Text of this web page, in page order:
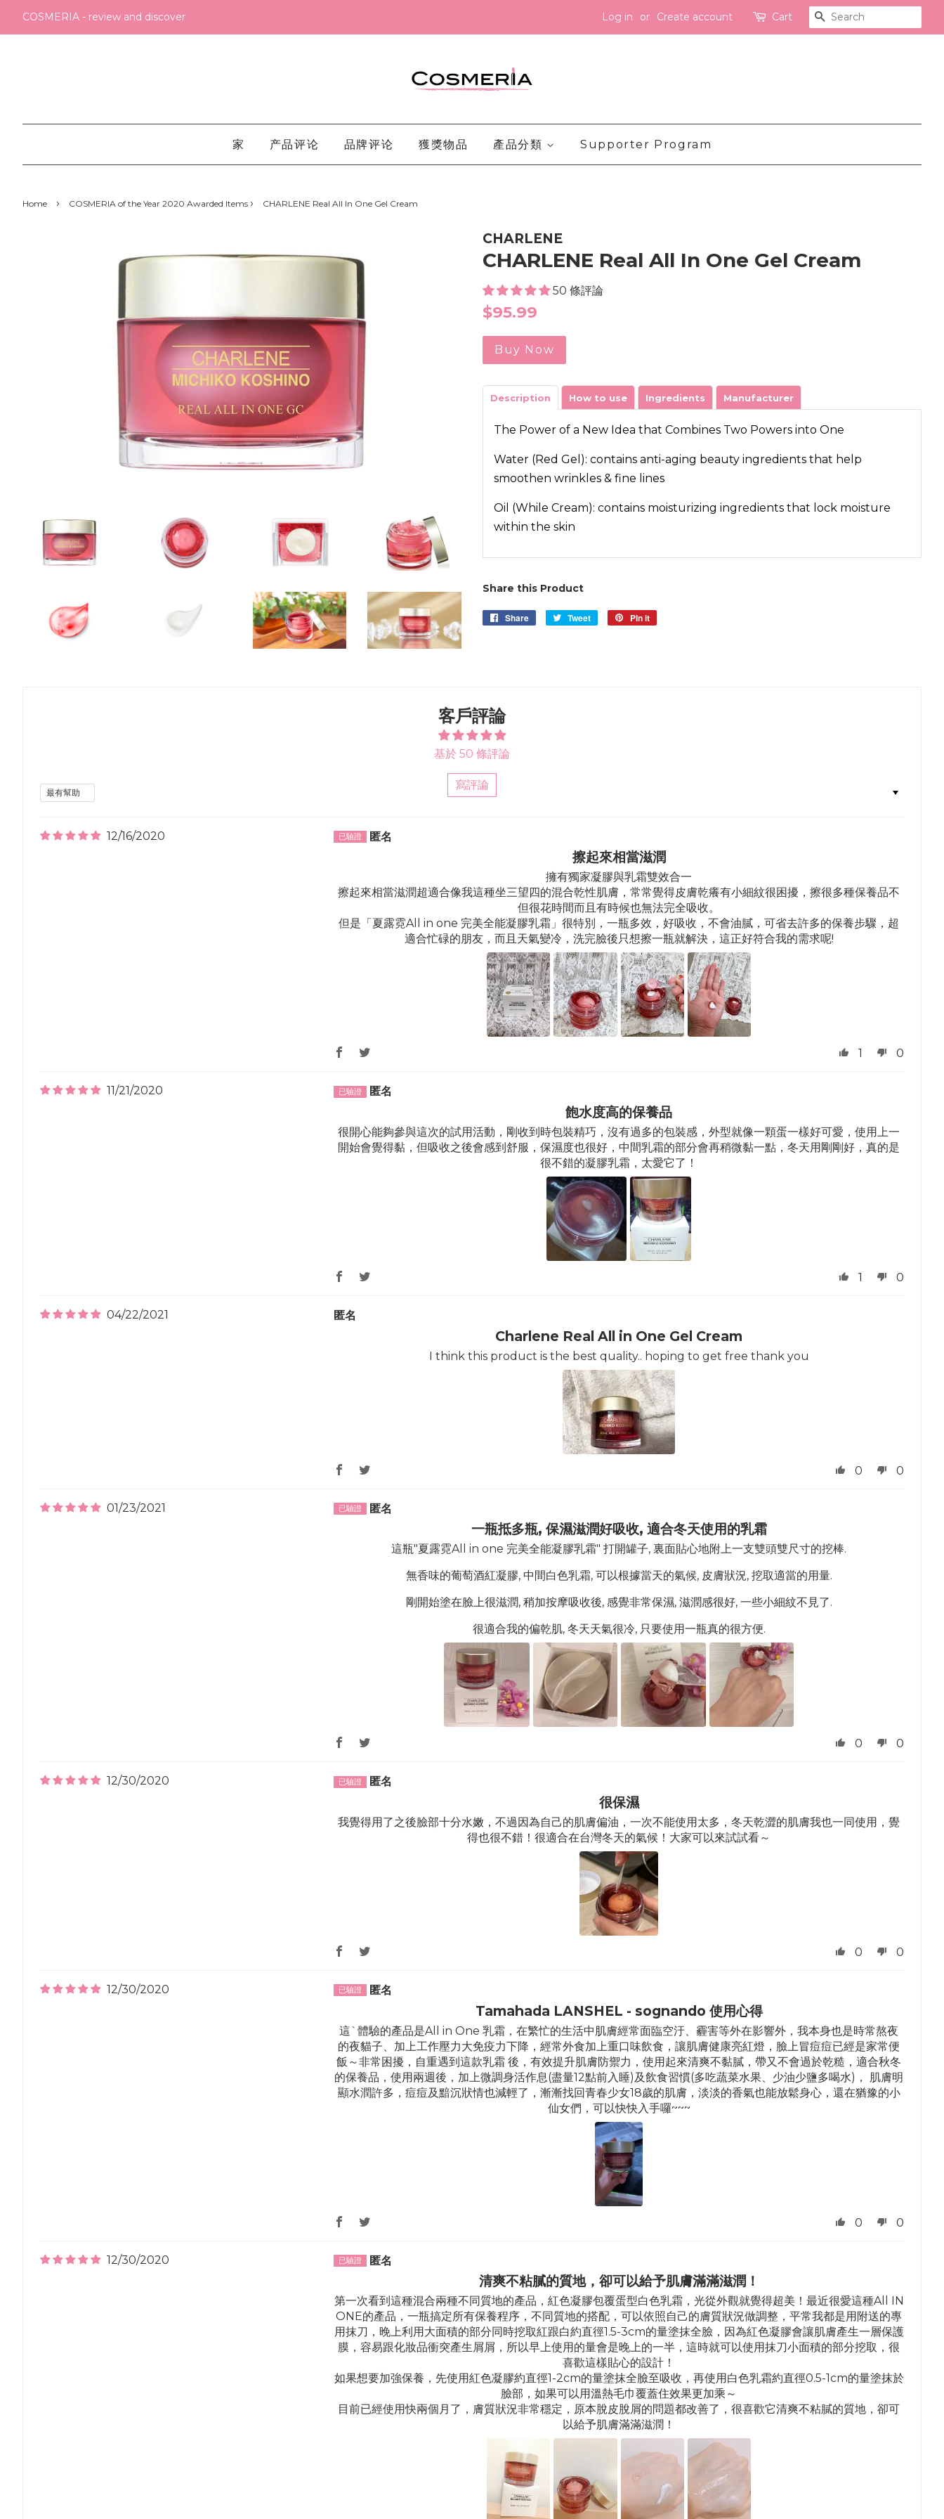
COSMERIA - review and discover Log in or Create account Cart Search
家 产品评论 品牌评论 獲獎物品 產品分類 Supporter Program
Home › COSMERIA of the Year 2020 Awarded Items › CHARLENE Real All In One Gel Cream
CHARLENE
CHARLENE Real All In One Gel Cream
50 條評論
Regular
$95.99
Buy Now
Description How to use Ingredients Manufacturer
The Power of a New Idea that Combines Two Powers into One
Water (Red Gel): contains anti-aging beauty ingredients that help
smoothen wrinkles & fine lines
Oil (While Cream): contains moisturizing ingredients that lock moisture
within the skin
Share this Product
Share
Share
Tweet
Tweet
Pin it
客戶評論
基於 50 條評論
寫評論Sort by
12/16/2020 匿名
擦起來相當滋潤
擁有獨家凝膠與乳霜雙效合一
擦起來相當滋潤超適合像我這種坐三望四的混合乾性肌膚，常常覺得皮膚乾癢有小細紋很困擾，擦很多種保養品不
但很花時間而且有時候也無法完全吸收。
但是「夏露霓All in one 完美全能凝膠乳霜」很特別，一瓶多效，好吸收，不會油膩，可省去許多的保養步驟，超
適合忙碌的朋友，而且天氣變冷，洗完臉後只想擦一瓶就解決，這正好符合我的需求呢!
1 0
11/21/2020 匿名
飽水度高的保養品
很開心能夠參與這次的試用活動，剛收到時包裝精巧，沒有過多的包裝感，外型就像一顆蛋一樣好可愛，使用上一
開始會覺得黏，但吸收之後會感到舒服，保濕度也很好，中間乳霜的部分會再稍微黏一點，冬天用剛剛好，真的是
很不錯的凝膠乳霜，太愛它了！
1 0
04/22/2021 匿名
Charlene Real All in One Gel Cream
I think this product is the best quality.. hoping to get free thank you
0 0
01/23/2021 匿名
一瓶抵多瓶, 保濕滋潤好吸收, 適合冬天使用的乳霜
這瓶"夏露霓All in one 完美全能凝膠乳霜" 打開罐子, 裏面貼心地附上一支雙頭雙尺寸的挖棒.
無香味的葡萄酒紅凝膠, 中間白色乳霜, 可以根據當天的氣候, 皮膚狀況, 挖取適當的用量.
剛開始塗在臉上很滋潤, 稍加按摩吸收後, 感覺非常保濕, 滋潤感很好, 一些小細紋不見了.
很適合我的偏乾肌, 冬天天氣很冷, 只要使用一瓶真的很方便.
0 0
12/30/2020 匿名
很保濕
我覺得用了之後臉部十分水嫩，不過因為自己的肌膚偏油，一次不能使用太多，冬天乾澀的肌膚我也一同使用，覺
得也很不錯！很適合在台灣冬天的氣候！大家可以來試試看～
0 0
12/30/2020 匿名
Tamahada LANSHEL - sognando 使用心得
這ˋ體驗的產品是All in One 乳霜，在繁忙的生活中肌膚經常面臨空汙、霾害等外在影響外，我本身也是時常熬夜
的夜貓子、加上工作壓力大免疫力下降，經常外食加上重口味飲食，讓肌膚健康亮紅燈，臉上冒痘痘已經是家常便
飯～非常困擾，自重遇到這款乳霜 後，有效提升肌膚防禦力，使用起來清爽不黏膩，帶又不會過於乾糙，適合秋冬
的保養品，使用兩週後，加上微調身活作息(盡量12點前入睡)及飲食習慣(多吃蔬菜水果、少油少鹽多喝水)， 肌膚明
顯水潤許多，痘痘及黯沉狀情也減輕了，漸漸找回青春少女18歲的肌膚，淡淡的香氣也能放鬆身心，還在猶豫的小
仙女們，可以快快入手囉~~~
0 0
12/30/2020 匿名
清爽不粘膩的質地，卻可以給予肌膚滿滿滋潤！
第一次看到這種混合兩種不同質地的產品，紅色凝膠包覆蛋型白色乳霜，光從外觀就覺得超美！最近很愛這種All IN
ONE的產品，一瓶搞定所有保養程序，不同質地的搭配，可以依照自己的膚質狀況做調整，平常我都是用附送的專
用抹刀，晚上利用大面積的部分同時挖取紅跟白約直徑1.5-3cm的量塗抹全臉，因為紅色凝膠會讓肌膚產生一層保護
膜，容易跟化妝品衝突產生屑屑，所以早上使用的量會是晚上的一半，這時就可以使用抹刀小面積的部分挖取，很
喜歡這樣貼心的設計！
如果想要加強保養，先使用紅色凝膠約直徑1-2cm的量塗抹全臉至吸收，再使用白色乳霜約直徑0.5-1cm的量塗抹於
臉部，如果可以用溫熱毛巾覆蓋住效果更加乘～
目前已經使用快兩個月了，膚質狀況非常穩定，原本脫皮脫屑的問題都改善了，很喜歡它清爽不粘膩的質地，卻可
以給予肌膚滿滿滋潤！